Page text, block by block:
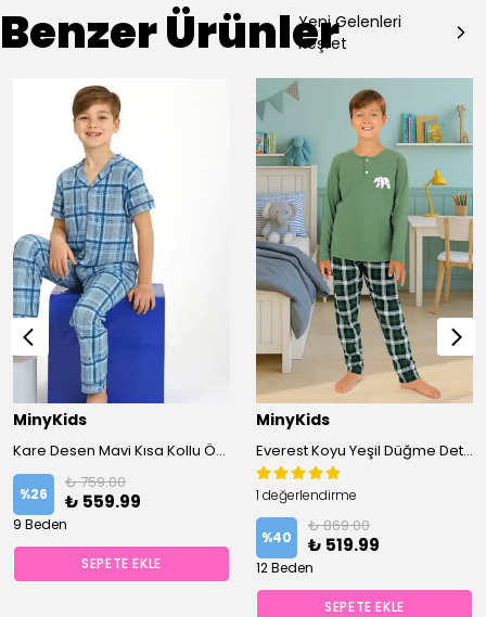
Benzer ÜrünlerYeni Gelenleri
Keşfet
MinyKids
Kare Desen Mavi Kısa Kollu Önden Düğmeli %100 Pamuklu Erkek Çocuk Pijama Takım
%26
₺ 759.00
₺ 559.99
9 Beden
SEPETE EKLE
MinyKids
Everest Koyu Yeşil Düğme Detaylı %100 Pamuk Erkek Çocuk Pijama Takım
1 değerlendirme
%40
₺ 869.00
₺ 519.99
12 Beden
SEPETE EKLE